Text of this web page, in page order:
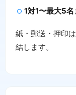
1対1〜最大5
紙・郵送・押印
結します。